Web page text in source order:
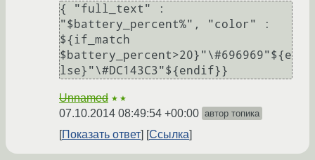
{ "full_text" :
"$battery_percent%", "color" :
${if_match
$battery_percent>20}"\#696969"${e
lse}"\#DC143C3"${endif}}
Unnamed ★★
07.10.2014 08:49:54 +00:00 автор топика
Показать ответ Ссылка